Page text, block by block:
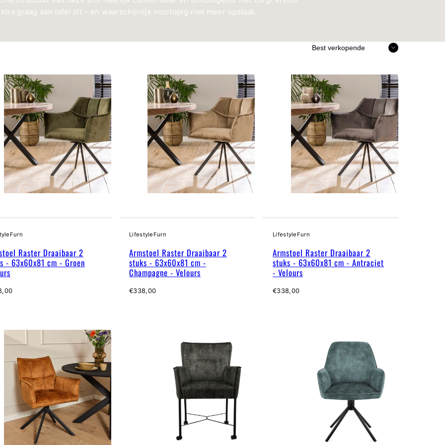
graag aan tafel zit – en waarschijnlijk voorlopig niet meer opstaat.
Soort
Raster Draaibaar 2
- 63x60x81 cm - Groen
LifestyleFurn
Armstoel Raster Draaibaar 2
stuks - 63x60x81 cm -
Champagne - Velours
Normale
€338,00
LifestyleFurn
Armstoel Raster Draaibaar 2
stuks - 63x60x81 cm - Antraciet
- Velours
Normale
€338,00